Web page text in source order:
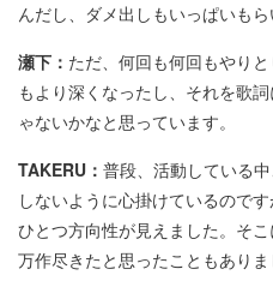
んだし、ダメ出しもいっぱいもら
瀬下： ただ、何回も何回もやり
もより深くなったし、それを歌
ゃないかなと思っています。
TAKERU： 普段、活動している
しないように心掛けているので
ひとつ方向性が見えました。そこ
万作尽きたと思ったこともありま